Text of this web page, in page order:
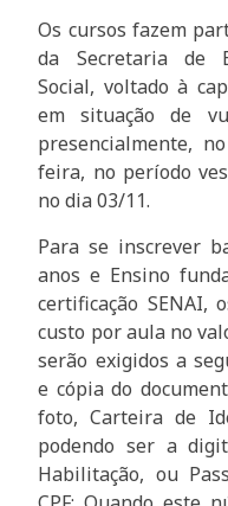
Os cursos fazem
da Secretaria de
Social, voltado à
em situação de
presencialmente,
feira, no período
no dia 03/11.
Para se inscrever
anos e Ensino
certificação SENAI,
custo por aula no
serão exigidos a
e cópia do
foto, Carteira de
podendo ser a
Habilitação, ou